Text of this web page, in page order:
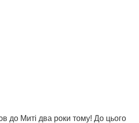
до Миті два роки тому! До цього